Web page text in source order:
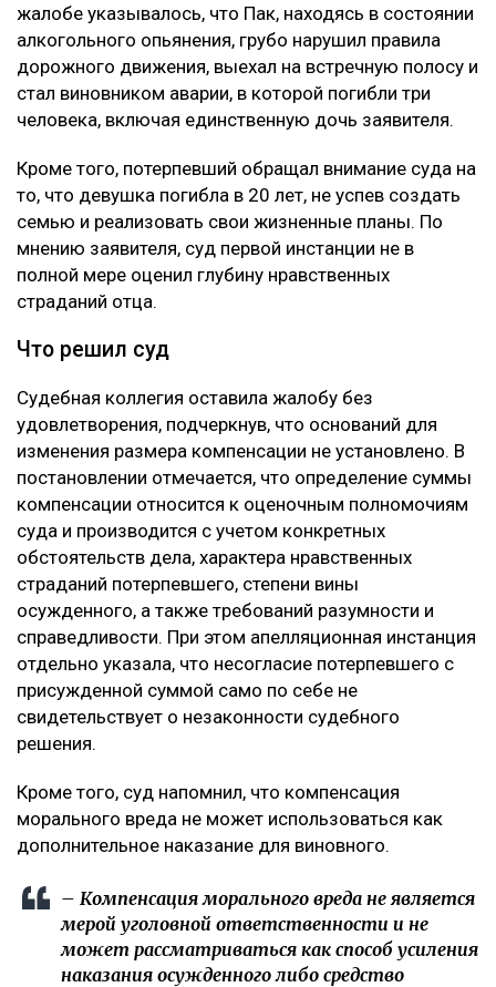
жалобе указывалось, что Пак, находясь в состоянии
алкогольного опьянения, грубо нарушил правила
дорожного движения, выехал на встречную полосу и
стал виновником аварии, в которой погибли три
человека, включая единственную дочь заявителя.
Кроме того, потерпевший обращал внимание суда на
то, что девушка погибла в 20 лет, не успев создать
семью и реализовать свои жизненные планы. По
мнению заявителя, суд первой инстанции не в
полной мере оценил глубину нравственных
страданий отца.
Что решил суд
Судебная коллегия оставила жалобу без
удовлетворения, подчеркнув, что оснований для
изменения размера компенсации не установлено. В
постановлении отмечается, что определение суммы
компенсации относится к оценочным полномочиям
суда и производится с учетом конкретных
обстоятельств дела, характера нравственных
страданий потерпевшего, степени вины
осужденного, а также требований разумности и
справедливости. При этом апелляционная инстанция
отдельно указала, что несогласие потерпевшего с
присужденной суммой само по себе не
свидетельствует о незаконности судебного
решения.
Кроме того, суд напомнил, что компенсация
морального вреда не может использоваться как
дополнительное наказание для виновного.
– Компенсация морального вреда не является
мерой уголовной ответственности и не
может рассматриваться как способ усиления
наказания осужденного либо средство